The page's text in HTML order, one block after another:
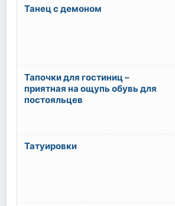
Танец с демоном
Тапочки для гостиниц –
приятная на ощупь обувь для
постояльцев
Татуировки